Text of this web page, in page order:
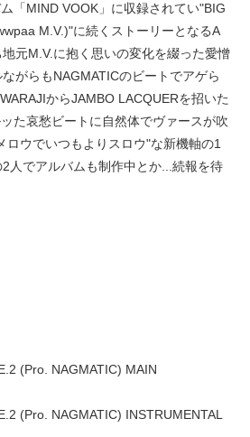
「MIND VOOK」に収録されてい"BIG
M.V.)"に続くストーリーとなるA
元M.V.に抱く思いの変化を綴った愛憎
がらもNAGMATICのビートでアゲら
からJAMBO LACQUERを招いた
た哀愁ビートに自然体でヴァースが吹
ロウでいつもよりスロウ"な新機軸の1
人でアルバムも制作中とか...続報を待
(Pro. NAGMATIC) MAIN
(Pro. NAGMATIC) INSTRUMENTAL